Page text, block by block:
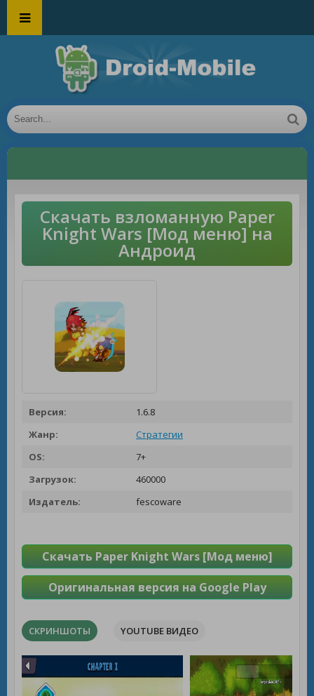
Скачать взломанную Paper
Knight Wars [Мод меню] на
Андроид
Версия:
1.6.8
Жанр:
Стратегии
OS:
7+
Загрузок:
460000
Издатель:
fescoware
Скачать Paper Knight Wars [Мод меню]
Оригинальная версия на Google Play
СКРИНШОТЫ YOUTUBE ВИДЕО